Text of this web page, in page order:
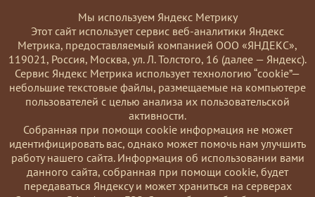
Мы используем Яндекс Метрику
Этот сайт использует сервис веб-аналитики Яндекс
Метрика, предоставляемый компанией ООО «ЯНДЕКС»,
119021, Россия, Москва, ул. Л. Толстого, 16 (далее — Яндекс).
Сервис Яндекс Метрика использует технологию “cookie”—
небольшие текстовые файлы, размещаемые на компьютере
пользователей с целью анализа их пользовательской
активности.
Coбранная при помощи cookie информация не может
идентифицировать вас, однако может помочь нам улучшить
работу нашего сайта. Информация об использовании вами
данного сайта, собранная при помощи cookie, будет
передаваться Яндексу и может храниться на серверах